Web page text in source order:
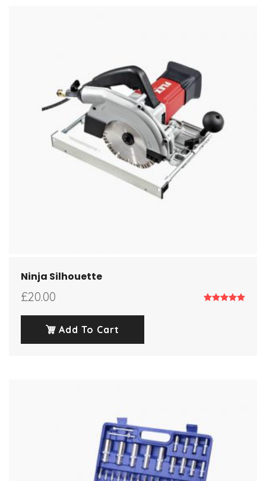
Ninja Silhouette
£20.00
Add To Cart